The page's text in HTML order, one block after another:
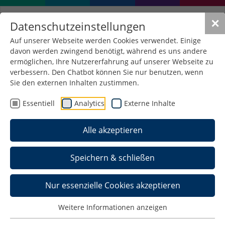
✕
Datenschutzeinstellungen
Auf unserer Webseite werden Cookies verwendet. Einige
davon werden zwingend benötigt, während es uns andere
ermöglichen, Ihre Nutzererfahrung auf unserer Webseite zu
verbessern. Den Chatbot können Sie nur benutzen, wenn
Sie den externen Inhalten zustimmen.
Essentiell Analytics Externe Inhalte
Alle akzeptieren
Speichern & schließen
Nur essenzielle Cookies akzeptieren
Weitere Informationen anzeigen
Schmalympics